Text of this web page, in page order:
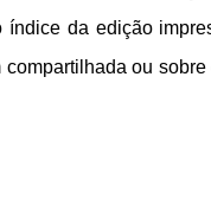
da edição
ou